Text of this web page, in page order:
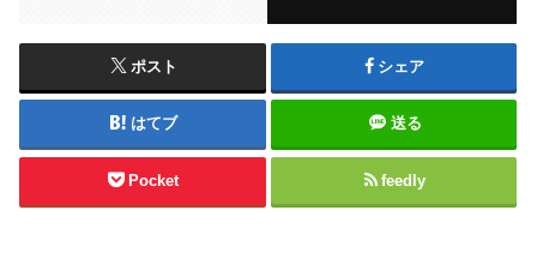
ポスト シェア
はてブ 送る
Pocket feedly